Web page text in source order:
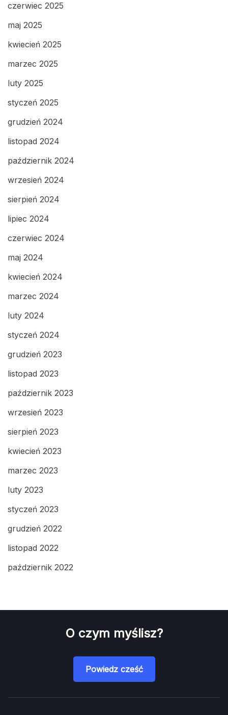
czerwiec 2025
maj 2025
kwiecień 2025
marzec 2025
luty 2025
styczeń 2025
grudzień 2024
listopad 2024
październik 2024
wrzesień 2024
sierpień 2024
lipiec 2024
czerwiec 2024
maj 2024
kwiecień 2024
marzec 2024
luty 2024
styczeń 2024
grudzień 2023
listopad 2023
październik 2023
wrzesień 2023
sierpień 2023
kwiecień 2023
marzec 2023
luty 2023
styczeń 2023
grudzień 2022
listopad 2022
październik 2022
O czym myślisz?
Powiedz cześć